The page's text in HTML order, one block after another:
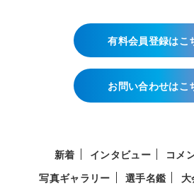
有料会員登録はこ
お問い合わせはこ
新着 インタビュー コメ
写真ギャラリー
選手名鑑